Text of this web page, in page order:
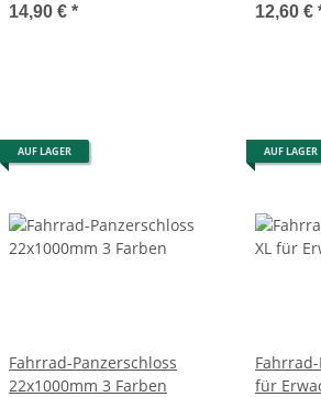
14,90 € * 12,60 €
AUF LAGER
Fahrrad-Panzerschloss
22x1000mm 3 Farben
AUF LAGER
für